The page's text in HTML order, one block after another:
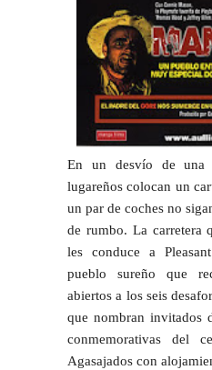
En un desvío de una
lugareños colocan un
un par de coches no
de rumbo. La carretera
les conduce a
pueblo sureño que
abiertos a los seis
que nombran invitados
conmemorativas del
Agasajados con